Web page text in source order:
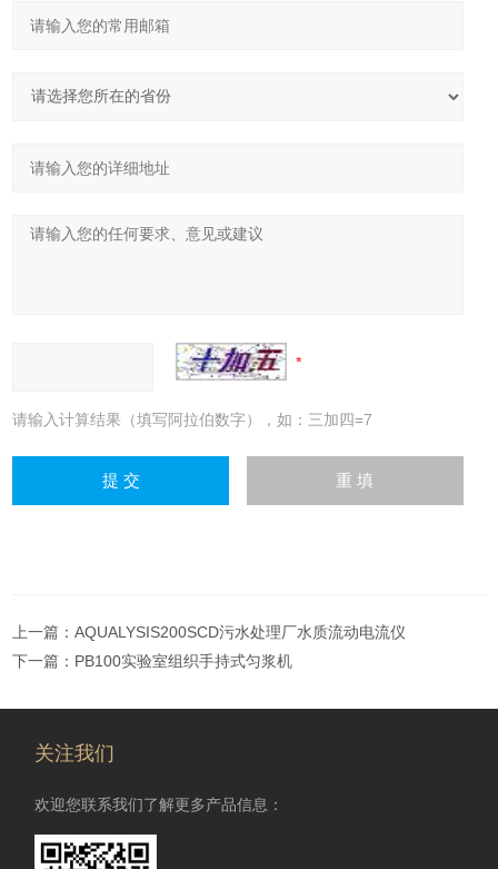
请输入计算结果（填写阿拉伯数字），如：三加四=7
上一篇：AQUALYSIS200SCD污水处理厂水质流动电流仪
下一篇： PB100实验室组织手持式匀浆机
关注我们
欢迎您联系我们了解更多产品信息：